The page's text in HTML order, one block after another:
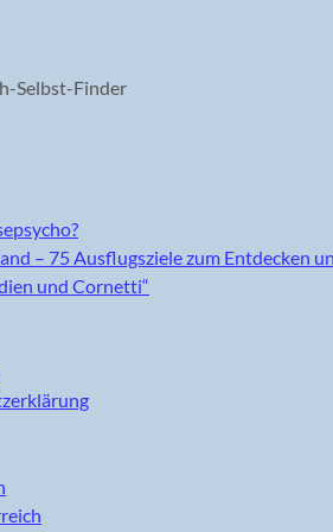
Selbst-Finder
– 75 Ausflugsziele zum Entdecken
und Cornetti“